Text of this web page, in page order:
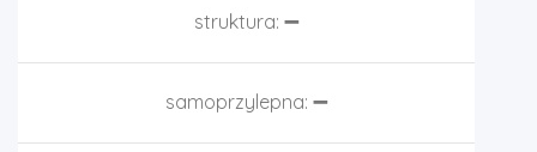
struktura: ➖
samoprzylepna: ➖